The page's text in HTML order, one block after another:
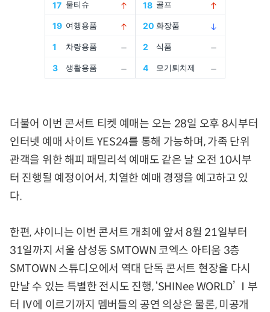
더불어 이번 콘서트 티켓 예매는 오는 28일 오후 8시부터
인터넷 예매 사이트 YES24를 통해 가능하며, 가족 단위
관객을 위한 해피 패밀리석 예매도 같은 날 오전 10시부
터 진행될 예정이어서, 치열한 예매 경쟁을 예고하고 있
다.
한편, 샤이니는 이번 콘서트 개최에 앞서 8월 21일부터
31일까지 서울 삼성동 SMTOWN 코엑스 아티움 3층
SMTOWN 스튜디오에서 역대 단독 콘서트 현장을 다시
만날 수 있는 특별한 전시도 진행, ‘SHINee WORLD’ Ⅰ부
터 Ⅳ에 이르기까지 멤버들의 공연 의상은 물론, 미공개